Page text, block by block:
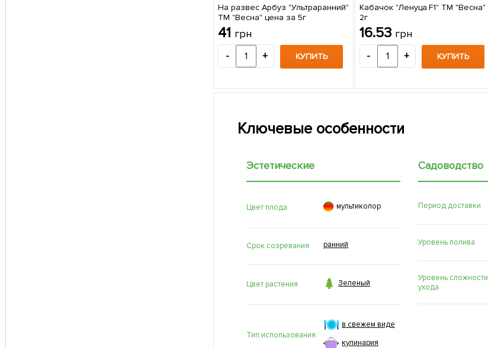
На развес Арбуз "Ультраранний"
ТМ "Весна" цена за 5г
41 грн
- + КУПИТЬ
Кабачок "Ленуца F1" ТМ "Весна"
2г
16.53 грн
- + КУПИТЬ
Ключевые особенности
Эстетические
Цвет плода  мультиколор
Срок созревания ранний
Цвет растения  Зеленый
Тип использования
в свежем виде
кулинария
Садоводство
Период доставки
Уровень полива
Уровень сложности
ухода